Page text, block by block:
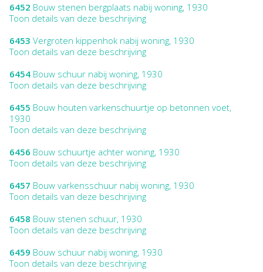
6452 Bouw stenen bergplaats nabij woning, 1930
Toon details van deze beschrijving
6453 Vergroten kippenhok nabij woning, 1930
Toon details van deze beschrijving
6454 Bouw schuur nabij woning, 1930
Toon details van deze beschrijving
6455 Bouw houten varkenschuurtje op betonnen voet,
1930
Toon details van deze beschrijving
6456 Bouw schuurtje achter woning, 1930
Toon details van deze beschrijving
6457 Bouw varkensschuur nabij woning, 1930
Toon details van deze beschrijving
6458 Bouw stenen schuur, 1930
Toon details van deze beschrijving
6459 Bouw schuur nabij woning, 1930
Toon details van deze beschrijving